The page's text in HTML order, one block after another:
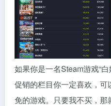
如果你是一名Steam游戏“
促销的栏目你一定喜欢，
免的游戏。只要我不买，那